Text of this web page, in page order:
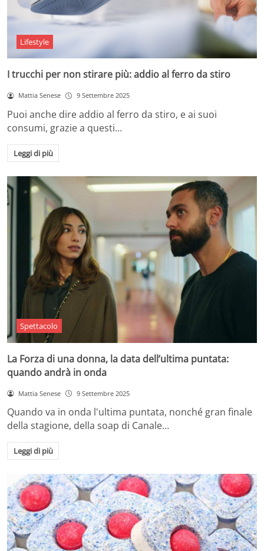
Lifestyle
I trucchi per non stirare più: addio al ferro da stiro
Mattia Senese 9 Settembre 2025
Puoi anche dire addio al ferro da stiro, e ai suoi
consumi, grazie a questi…
Leggi di più
Spettacolo
La Forza di una donna, la data dell’ultima puntata:
quando andrà in onda
Mattia Senese 9 Settembre 2025
Quando va in onda l'ultima puntata, nonché gran finale
della stagione, della soap di Canale…
Leggi di più